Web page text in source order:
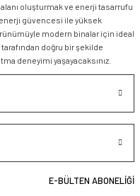
oluşturmak ve enerji tasarrufu
güvencesi ile yüksek
modern binalar için ideal
tarafından doğru bir şekilde
deneyimi yaşayacaksınız.
E-BÜLTEN ABONELİĞİ